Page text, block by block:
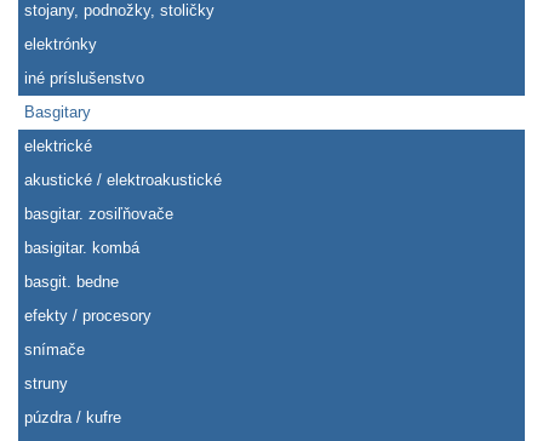
stojany, podnožky, stoličky
elektrónky
iné príslušenstvo
Basgitary
elektrické
akustické / elektroakustické
basgitar. zosiľňovače
basigitar. kombá
basgit. bedne
efekty / procesory
snímače
struny
púzdra / kufre